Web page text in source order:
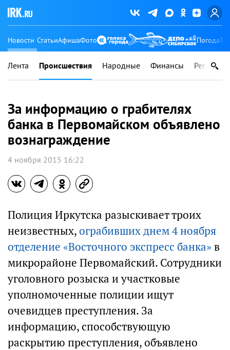
Новости СтатьиАфишаФото Погода
Лента Происшествия Народные Финансы Регионы
За информацию о грабителях
банка в Первомайском объявлено
вознаграждение
4 ноября 2015 16:22
Полиция Иркутска разыскивает троих
неизвестных,ограбивших днем 4 ноября
отделение «Восточного экспресс банка»в
микрорайоне Первомайский. Сотрудники
уголовного розыска и участковые
уполномоченные полиции ищут
очевидцев преступления. За
информацию, способствующую
раскрытию преступления, объявлено